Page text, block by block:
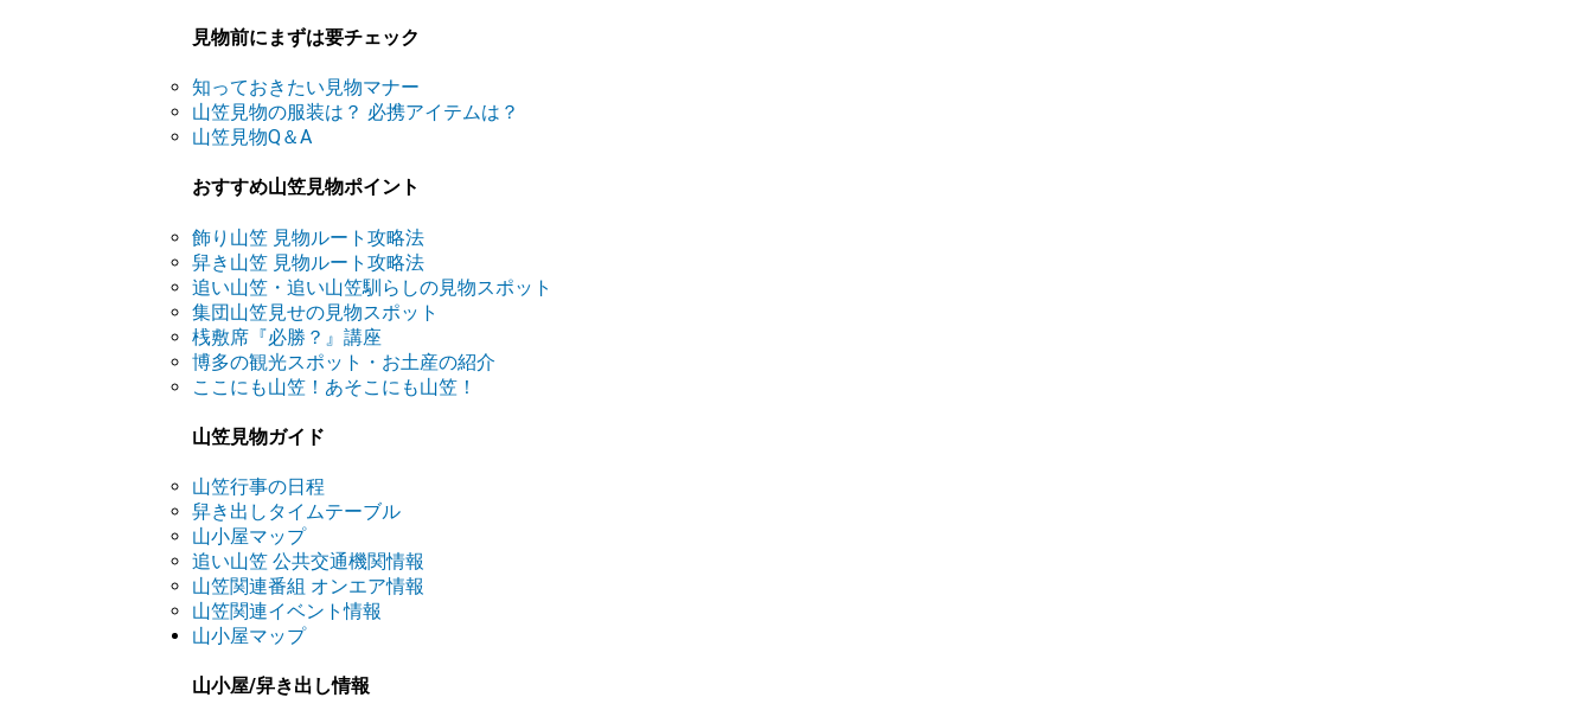
見物前にまずは要チェック
知っておきたい見物マナー
山笠見物の服装は？ 必携アイテムは？
山笠見物Q＆A
おすすめ山笠見物ポイント
飾り山笠 見物ルート攻略法
舁き山笠 見物ルート攻略法
追い山笠・追い山笠馴らしの見物スポット
集団山笠見せの見物スポット
桟敷席『必勝？』講座
博多の観光スポット・お土産の紹介
ここにも山笠！あそこにも山笠！
山笠見物ガイド
山笠行事の日程
舁き出しタイムテーブル
山小屋マップ
追い山笠 公共交通機関情報
山笠関連番組 オンエア情報
山笠関連イベント情報
山小屋マップ
山小屋/舁き出し情報